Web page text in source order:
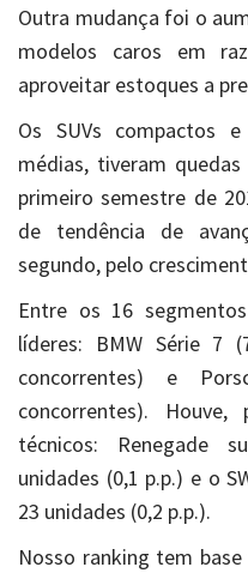
Outra mudança foi o
modelos caros em
aproveitar estoques a
Os SUVs compactos
médias, tiveram
primeiro semestre de
de tendência de
segundo, pelo
Entre os 16
líderes: BMW Série 7
concorrentes) e
concorrentes). Houve,
técnicos: Renegade
unidades (0,1 p.p.) e o
23 unidades (0,2 p.p.).
Nosso ranking tem